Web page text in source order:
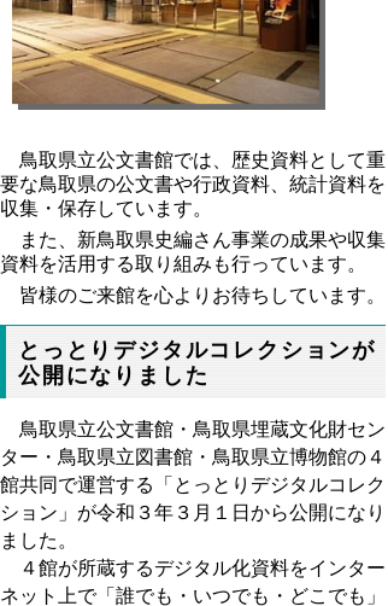
鳥取県立公文書館では、歴史資料として重
要な鳥取県の公文書や行政資料、統計資料を
収集・保存しています。
また、新鳥取県史編さん事業の成果や収集
資料を活用する取り組みも行っています。
皆様のご来館を心よりお待ちしています。
とっとりデジタルコレクションが
公開になりました
鳥取県立公文書館・鳥取県埋蔵文化財セン
ター・鳥取県立図書館・鳥取県立博物館の４
館共同で運営する「とっとりデジタルコレク
ション」が令和３年３月１日から公開になり
ました。
４館が所蔵するデジタル化資料をインター
ネット上で「誰でも・いつでも・どこでも」